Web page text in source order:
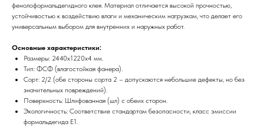
фенолоформальдегидного клея. Материал отличается высокой прочностью,
устойчивостью к воздействию влаги и механическим нагрузкам, что делает его
универсальным выбором для внутренних и наружных работ.
Основные характеристики:
Размеры: 2440х1220х4 мм.
Тип: ФСФ (влагостойкая фанера).
Сорт: 2/2 (обе стороны сорта 2 – допускаются небольшие дефекты, но без
значительных повреждений).
Поверхность: Шлифованная (шл) с обеих сторон.
Экологичность: Соответствие стандартам безопасности, класс эмиссии
формальдегида Е1.